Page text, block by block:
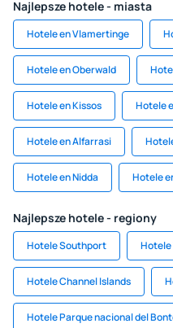
Najlepsze hotele - miasta
Hotele en Vlamertinge
Hotele en Oberwald
Hotele en Kissos Hotele
Hotele en Alfarrasi
Hotele en Nidda Hotele
Najlepsze hotele - regiony
Hotele Southport Hotele
Hotele Channel Islands
Hotele Parque nacional del